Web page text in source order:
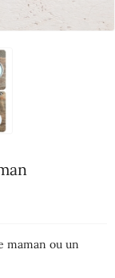
maman ou un